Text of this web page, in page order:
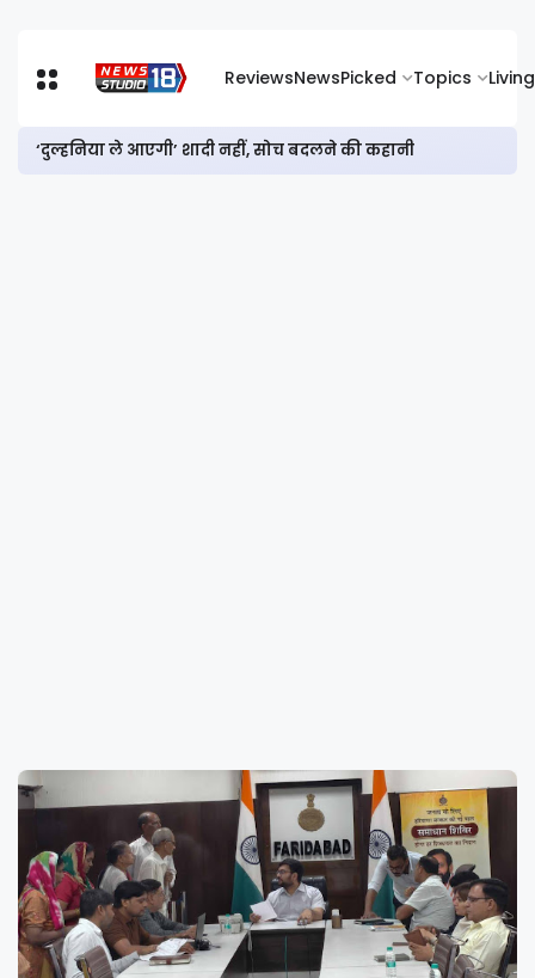
ReviewsNewsPicked Topics Living
‘दुल्हनिया ले आएगी’ शादी नहीं, सोच बदलने की कहानी